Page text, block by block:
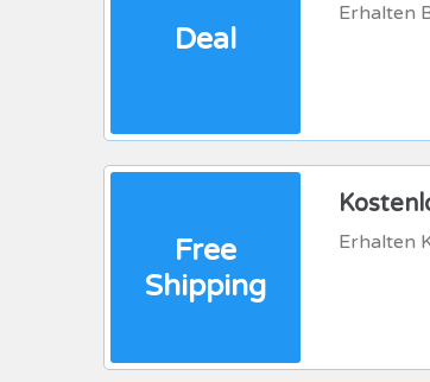
Deal
Erhalten
Free
Shipping
Erhalten